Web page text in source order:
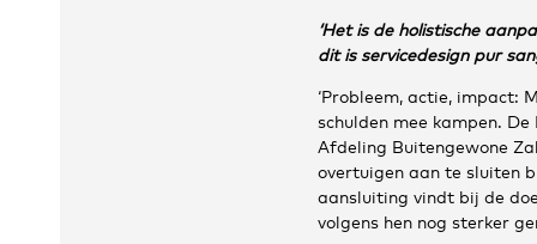
‘Het is de holistische
dit is servicedesign pur
‘Probleem, actie, impact:
schulden mee kampen.
Afdeling Buitengewone
overtuigen aan te sluiten
aansluiting vindt bij de
volgens hen nog sterker